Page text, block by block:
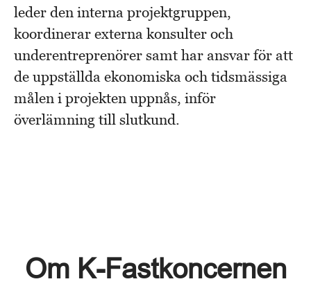
leder den interna projektgruppen,
koordinerar externa konsulter och
underentreprenörer samt har ansvar för att
de uppställda ekonomiska och tidsmässiga
målen i projekten uppnås, inför
överlämning till slutkund.
Om K-Fastkoncernen